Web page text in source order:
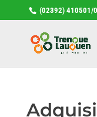
(02392) 410501/